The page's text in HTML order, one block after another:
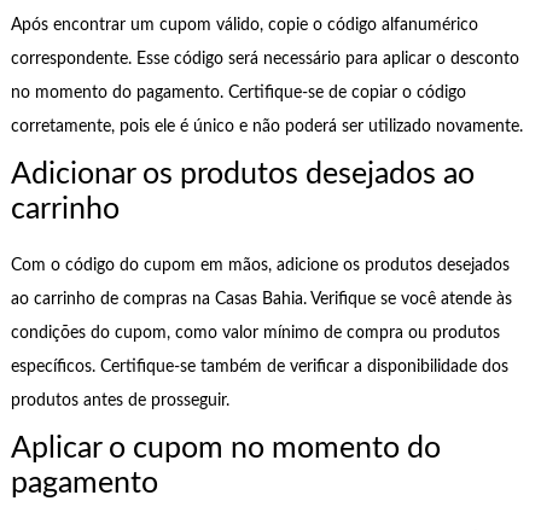
Após encontrar um cupom válido, copie o código alfanumérico
correspondente. Esse código será necessário para aplicar o desconto
no momento do pagamento. Certifique-se de copiar o código
corretamente, pois ele é único e não poderá ser utilizado novamente.
Adicionar os produtos desejados ao
carrinho
Com o código do cupom em mãos, adicione os produtos desejados
ao carrinho de compras na Casas Bahia. Verifique se você atende às
condições do cupom, como valor mínimo de compra ou produtos
específicos. Certifique-se também de verificar a disponibilidade dos
produtos antes de prosseguir.
Aplicar o cupom no momento do
pagamento